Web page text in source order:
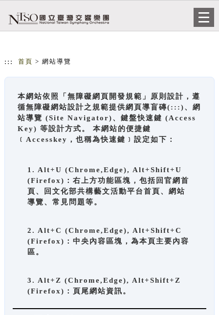
::: 首頁 > 網站導覽
本網站依照「無障礙網頁開發規範」原則設計，遵
循無障礙網站設計之規範提供網頁導盲磚(:::)、網
站導覽 (Site Navigator)、鍵盤快速鍵 (Access
Key) 等設計方式。 本網站的便捷鍵
﹝Accesskey，也稱為快速鍵﹞設定如下：
1. Alt+U (Chrome,Edge), Alt+Shift+U
(Firefox)：右上方功能區塊，包括回官網首
頁、回文化部共構藝文活動平台首頁、網站
導覽、常見問題等。
2. Alt+C (Chrome,Edge), Alt+Shift+C
(Firefox)：中央內容區塊，為本頁主要內容
區。
3. Alt+Z (Chrome,Edge), Alt+Shift+Z
(Firefox)：頁尾網站資訊。